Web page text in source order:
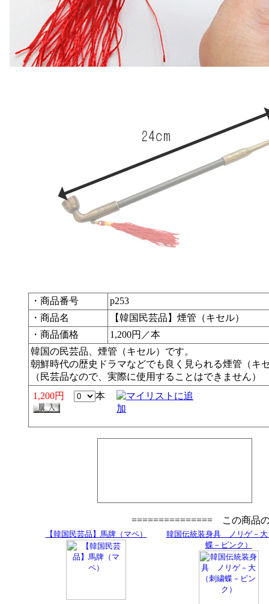
・商品番号
p253
・商品名
【韓国民芸品】煙管（キセル）
・商品価格
1,200円／本
韓国の民芸品、煙管（キセル）です。
朝鮮時代の歴史ドラマなどでも良く見られる煙管（キ
（民芸品なので、実際に使用することはできません）
1,200円
本
=============== この商品
【韓国民芸品】馬牌（マペ）
韓国伝統装身具 ノリゲ－大
蝶－ピンク）